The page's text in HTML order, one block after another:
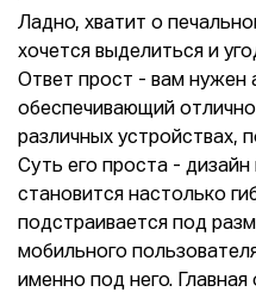
Ладно, хватит о
хочется выделиться и
Ответ прост - вам нужен
обеспечивающий
различных устройствах,
Суть его проста -
становится настолько
подстраивается под
мобильного
именно под него.